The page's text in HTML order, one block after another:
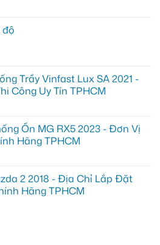
độ
Trầy Vinfast Lux SA 2021 -
Công Uy Tín TPHCM
Ồn MG RX5 2023 - Đơn Vị
Hãng TPHCM
2 2018 - Địa Chỉ Lắp Đặt
Hãng TPHCM